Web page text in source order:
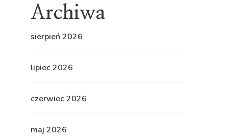
Archiwa
sierpień 2026
lipiec 2026
czerwiec 2026
maj 2026